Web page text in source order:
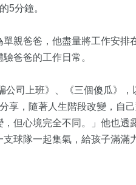
5分鐘。
親爸爸，他盡量將工作安排
爸爸的工作日常。
司上班》、《三個傻瓜》，
享，隨著人生階段改變，自
但心境完全不同。」他也透
球隊一起集氣，給孩子滿滿